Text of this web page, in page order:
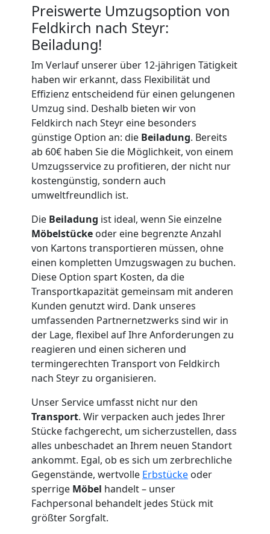
Preiswerte Umzugsoption von
Feldkirch nach Steyr:
Beiladung!
Im Verlauf unserer über 12-jährigen Tätigkeit
haben wir erkannt, dass Flexibilität und
Effizienz entscheidend für einen gelungenen
Umzug sind. Deshalb bieten wir von
Feldkirch nach Steyr eine besonders
günstige Option an: die Beiladung. Bereits
ab 60€ haben Sie die Möglichkeit, von einem
Umzugsservice zu profitieren, der nicht nur
kostengünstig, sondern auch
umweltfreundlich ist.
Die Beiladung ist ideal, wenn Sie einzelne
Möbelstücke oder eine begrenzte Anzahl
von Kartons transportieren müssen, ohne
einen kompletten Umzugswagen zu buchen.
Diese Option spart Kosten, da die
Transportkapazität gemeinsam mit anderen
Kunden genutzt wird. Dank unseres
umfassenden Partnernetzwerks sind wir in
der Lage, flexibel auf Ihre Anforderungen zu
reagieren und einen sicheren und
termingerechten Transport von Feldkirch
nach Steyr zu organisieren.
Unser Service umfasst nicht nur den
Transport. Wir verpacken auch jedes Ihrer
Stücke fachgerecht, um sicherzustellen, dass
alles unbeschadet an Ihrem neuen Standort
ankommt. Egal, ob es sich um zerbrechliche
Gegenstände, wertvolle Erbstücke oder
sperrige Möbel handelt – unser
Fachpersonal behandelt jedes Stück mit
größter Sorgfalt.
Mann
LKW
Möbellift
Feldkirch
Übersiedlung
Feldkirch
Klaviertransport
Feldkirch
Privatumzug
Feldkirch
Tresortransport
Feldkirch